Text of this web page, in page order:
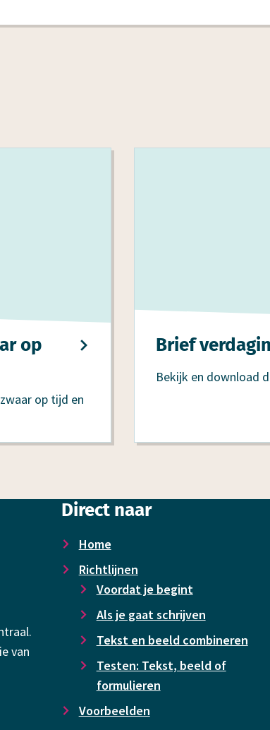
op
op tijd en
Brief
Bekijk en download
van
Direct naar
Home
Richtlijnen
Voor­dat je begint
Als je gaat schrijven
Tekst en beeld combineren
Testen: Tekst, beeld of
formulieren
Voor­beelden